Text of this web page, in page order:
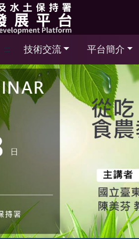
::: 技術交流 平台簡介